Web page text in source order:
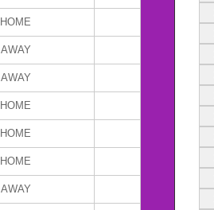
HOME
AWAY
AWAY
HOME
HOME
HOME
AWAY